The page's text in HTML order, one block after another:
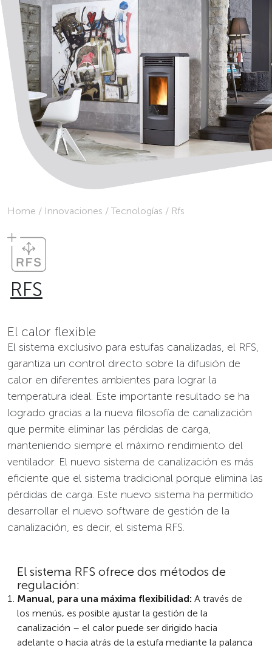
Home / Innovaciones / Tecnologías / Rfs
RFS
El calor flexible
El sistema exclusivo para estufas canalizadas, el RFS,
garantiza un control directo sobre la difusión de
calor en diferentes ambientes para lograr la
temperatura ideal. Este importante resultado se ha
logrado gracias a la nueva filosofía de canalización
que permite eliminar las pérdidas de carga,
manteniendo siempre el máximo rendimiento del
ventilador. El nuevo sistema de canalización es más
eficiente que el sistema tradicional porque elimina las
pérdidas de carga. Este nuevo sistema ha permitido
desarrollar el nuevo software de gestión de la
canalización, es decir, el sistema RFS.
El sistema RFS ofrece dos métodos de
regulación:
Manual, para una máxima flexibilidad: A través de
los menús, es posible ajustar la gestión de la
canalización – el calor puede ser dirigido hacia
adelante o hacia atrás de la estufa mediante la palanca